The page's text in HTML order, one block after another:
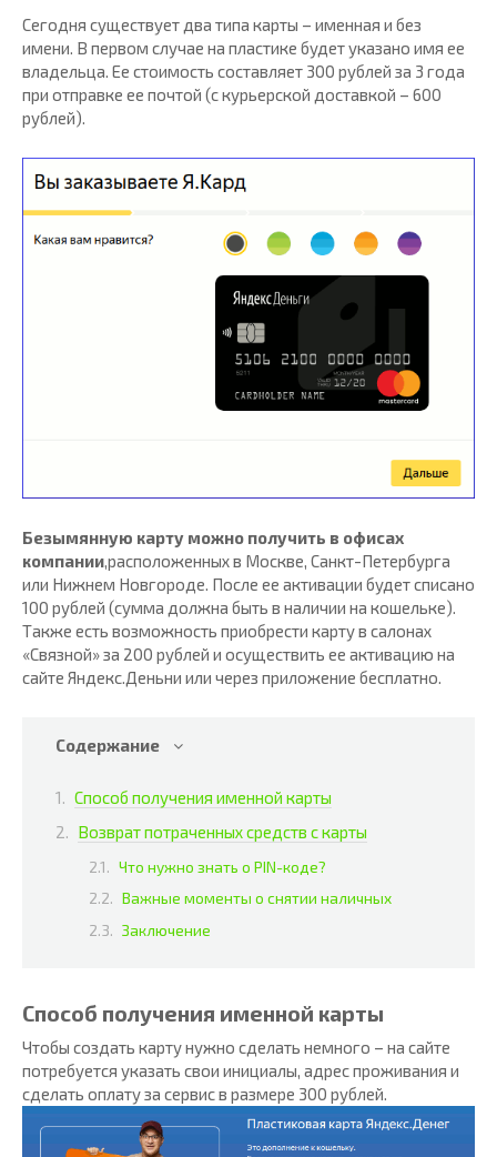
Сегодня существует два типа карты – именная и без
имени. В первом случае на пластике будет указано имя ее
владельца. Ее стоимость составляет 300 рублей за 3 года
при отправке ее почтой (с курьерской доставкой – 600
рублей).
Безымянную карту можно получить в офисах
компании,расположенных в Москве, Санкт-Петербурга
или Нижнем Новгороде. После ее активации будет списано
100 рублей (сумма должна быть в наличии на кошельке).
Также есть возможность приобрести карту в салонах
«Связной» за 200 рублей и осуществить ее активацию на
сайте Яндекс.Деньни или через приложение бесплатно.
Содержание
Способ получения именной карты
Возврат потраченных средств с карты
Что нужно знать о PIN-коде?
Важные моменты о снятии наличных
Заключение
Способ получения именной карты
Чтобы создать карту нужно сделать немного – на сайте
потребуется указать свои инициалы, адрес проживания и
сделать оплату за сервис в размере 300 рублей.